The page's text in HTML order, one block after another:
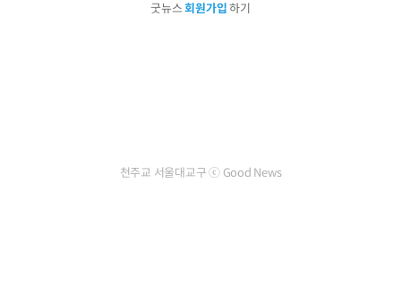
굿뉴스회원가입하기
천주교 서울대교구 ⓒ Good News